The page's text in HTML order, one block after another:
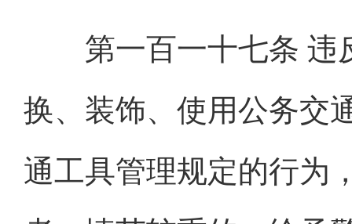
第一百一十七条 违
换、装饰、使用公务交
通工具管理规定的行为